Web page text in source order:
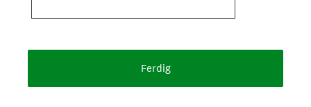
Ferdig